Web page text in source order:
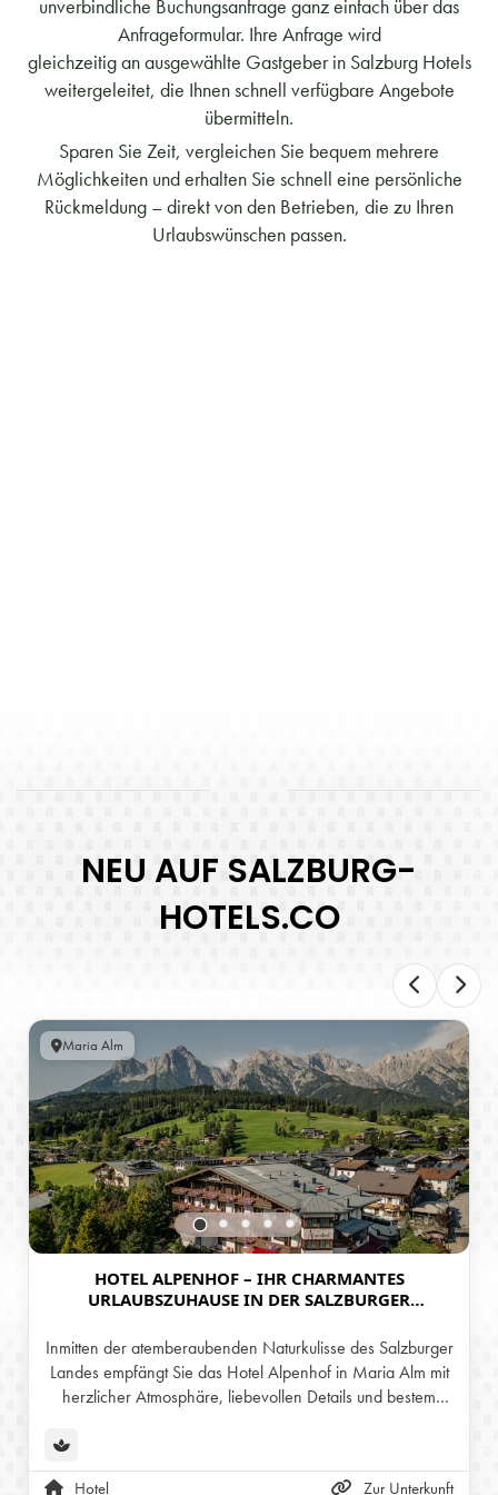
unverbindliche Buchungsanfrage ganz einfach über das
Anfrageformular. Ihre Anfrage wird
gleichzeitig an ausgewählte Gastgeber in Salzburg Hotels
weitergeleitet, die Ihnen schnell verfügbare Angebote
übermitteln.
Sparen Sie Zeit, vergleichen Sie bequem mehrere
Möglichkeiten und erhalten Sie schnell eine persönliche
Rückmeldung – direkt von den Betrieben, die zu Ihren
Urlaubswünschen passen.
NEU AUF SALZBURG-
HOTELS.CO
Maria Alm
HOTEL ALPENHOF – IHR CHARMANTES
URLAUBSZUHAUSE IN DER SALZBURGER
Inmitten der atemberaubenden Naturkulisse des Salzburger
Landes empfängt Sie das Hotel Alpenhof in Maria Alm mit
herzlicher Atmosphäre, liebevollen Details und bestem
Hotel Zur Unterkunft